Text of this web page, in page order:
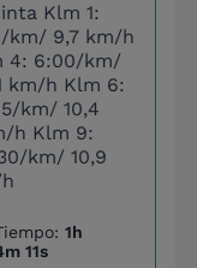
Klm 1:
km/ 9,7 km/h
4: 6:00/km/
km/h Klm 6:
km/ 10,4
h Klm 9:
km/ 10,9
1h
11s